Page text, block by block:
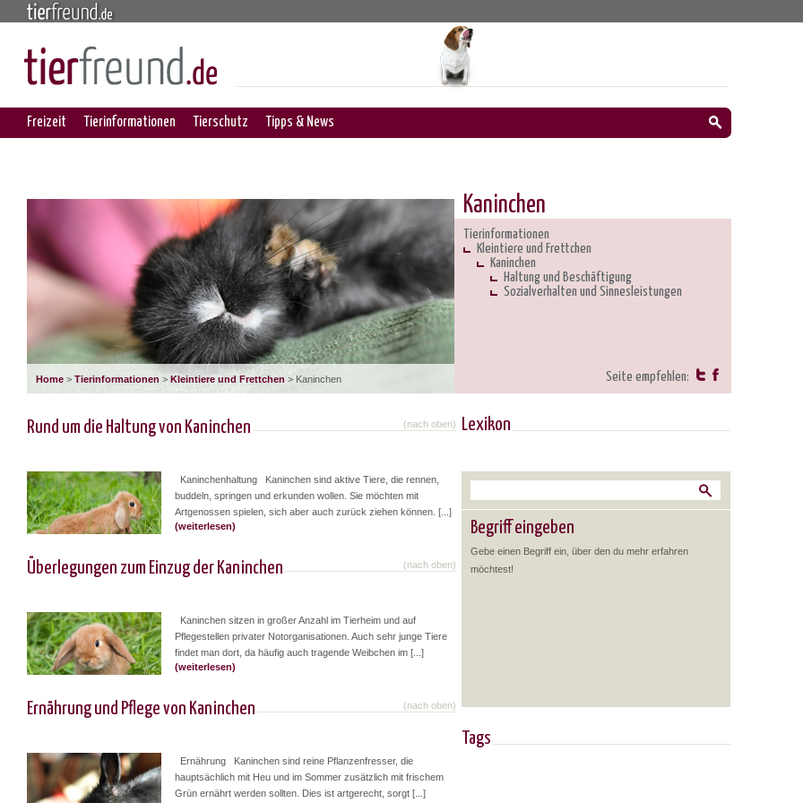
Freizeit Tierinformationen Tierschutz Tipps & News
Home > Tierinformationen > Kleintiere und Frettchen > Kaninchen
Kaninchen
Tierinformationen
Kleintiere und Frettchen
Kaninchen
Haltung und Beschäftigung
Sozialverhalten und Sinnesleistungen
Seite empfehlen:
Rund um die Haltung von Kaninchen (nach oben)
Kaninchenhaltung Kaninchen sind aktive Tiere, die rennen,
buddeln, springen und erkunden wollen. Sie möchten mit
Artgenossen spielen, sich aber auch zurück ziehen können. [...]
(weiterlesen)
Überlegungen zum Einzug der Kaninchen (nach oben)
Kaninchen sitzen in großer Anzahl im Tierheim und auf
Pflegestellen privater Notorganisationen. Auch sehr junge Tiere
findet man dort, da häufig auch tragende Weibchen im [...]
(weiterlesen)
Ernährung und Pflege von Kaninchen (nach oben)
Ernährung Kaninchen sind reine Pflanzenfresser, die
hauptsächlich mit Heu und im Sommer zusätzlich mit frischem
Grün ernährt werden sollten. Dies ist artgerecht, sorgt [...]
Lexikon
Begriff eingeben
Gebe einen Begriff ein, über den du mehr erfahren
möchtest!
Tags